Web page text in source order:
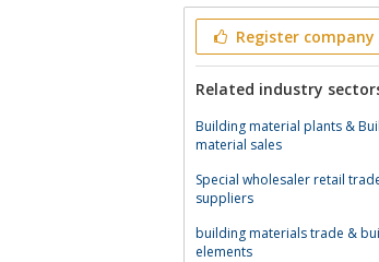
Register company
Related industry
Building material plants &
material sales
Special wholesaler retail
suppliers
building materials trade &
elements